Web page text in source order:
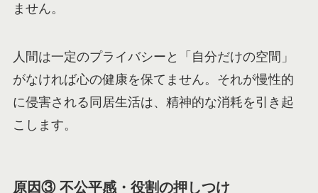
ません。
人間は一定のプライバシーと「自分だけの空間」
がなければ心の健康を保てません。それが慢性的
に侵害される同居生活は、精神的な消耗を引き起
こします。
原因③ 不公平感・役割の押しつけ